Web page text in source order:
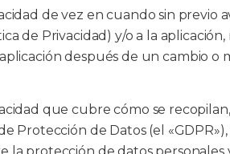
de vez en cuando sin previo
de Privacidad) y/o a la
después de un cambio
que cubre cómo se
Protección de Datos (el